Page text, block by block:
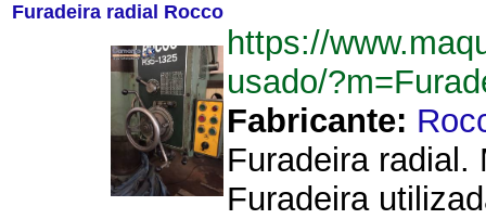
Furadeira radial Rocco
https://
usado/
Fabricante:
Furadeira radial.
Furadeira